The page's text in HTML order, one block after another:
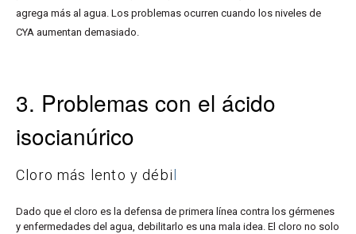
agrega más al agua. Los problemas ocurren cuando los niveles de
CYA aumentan demasiado.
3. Problemas con el ácido
isocianúrico
Cloro más lento y débi
Dado que el cloro es la defensa de primera línea contra los gérmenes
y enfermedades del agua, debilitarlo es una mala idea. El cloro no solo